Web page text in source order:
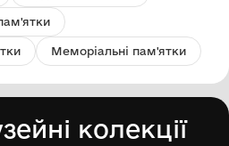
Меморіальні пам'ятки
колекції